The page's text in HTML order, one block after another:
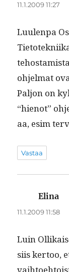
11.1.2009 11:27
Luu­len­pa
ohjel­mat
Paljon on
“hienot”
aa, esim
Vastaa
Elina
11.1.2009 11:58
Luin
siis ker­too,